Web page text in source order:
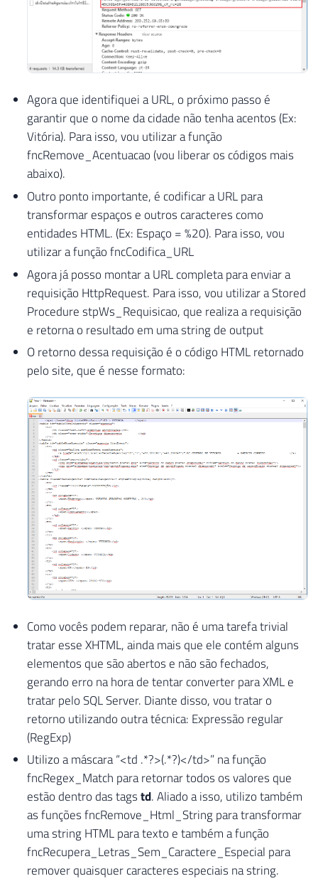
Agora que identifiquei a URL, o próximo passo é
garantir que o nome da cidade não tenha acentos (Ex:
Vitória). Para isso, vou utilizar a função
fncRemove_Acentuacao (vou liberar os códigos mais
abaixo).
Outro ponto importante, é codificar a URL para
transformar espaços e outros caracteres como
entidades HTML. (Ex: Espaço = %20). Para isso, vou
utilizar a função fncCodifica_URL
Agora já posso montar a URL completa para enviar a
requisição HttpRequest. Para isso, vou utilizar a Stored
Procedure stpWs_Requisicao, que realiza a requisição
e retorna o resultado em uma string de output
O retorno dessa requisição é o código HTML retornado
pelo site, que é nesse formato:
Como vocês podem reparar, não é uma tarefa trivial
tratar esse XHTML, ainda mais que ele contém alguns
elementos que são abertos e não são fechados,
gerando erro na hora de tentar converter para XML e
tratar pelo SQL Server. Diante disso, vou tratar o
retorno utilizando outra técnica: Expressão regular
(RegExp)
Utilizo a máscara “<td .*?>(.*?)</td>” na função
fncRegex_Match para retornar todos os valores que
estão dentro das tagstd. Aliado a isso, utilizo também
as funções fncRemove_Html_String para transformar
uma string HTML para texto e também a função
fncRecupera_Letras_Sem_Caractere_Especial para
remover quaisquer caracteres especiais na string.